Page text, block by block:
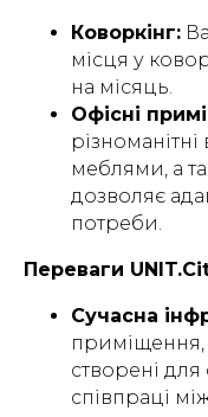
Коворкінг:
місця у
на місяць.
Офісні
меблями, а
дозволяє
потреби.
Переваги
Сучасна
приміщення,
створені для
співпраці